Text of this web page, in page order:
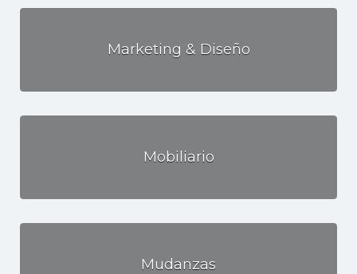
Marketing & Diseño
Mobiliario
Mudanzas